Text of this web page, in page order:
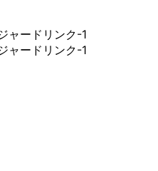
ャードリンク-1
ャードリンク-1